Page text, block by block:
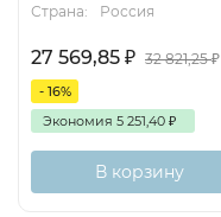
Страна: Россия
27 569,85 ₽ 32 821,25₽
- 16%
Экономия 5 251,40 ₽
В корзину